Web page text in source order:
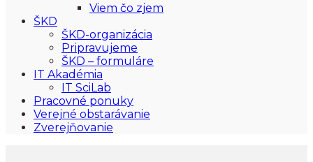
Viem čo zjem
ŠKD
ŠKD-organizácia
Pripravujeme
ŠKD – formuláre
IT Akadémia
IT SciLab
Pracovné ponuky
Verejné obstarávanie
Zverejňovanie